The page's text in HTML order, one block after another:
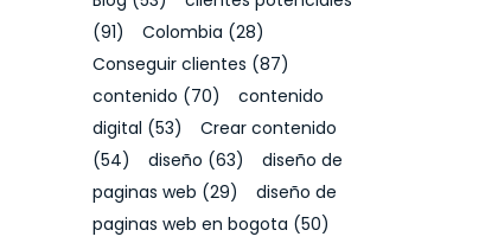
(91)
Colombia (28)
Conseguir clientes (87)
contenido (70)
contenido
digital (53)
Crear contenido
(54)
diseño (63)
diseño de
paginas web (29)
diseño de
paginas web en bogota (50)